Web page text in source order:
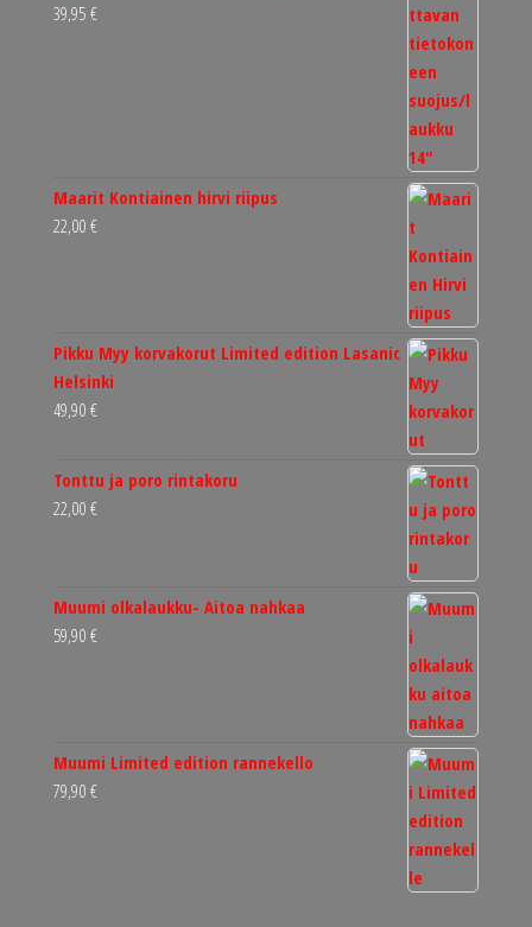
39,95 €
Maarit Kontiainen hirvi riipus
22,00 €
Pikku Myy korvakorut Limited edition Lasanic
Helsinki
49,90 €
Tonttu ja poro rintakoru
22,00 €
Muumi olkalaukku- Aitoa nahkaa
59,90 €
Muumi Limited edition rannekello
79,90 €